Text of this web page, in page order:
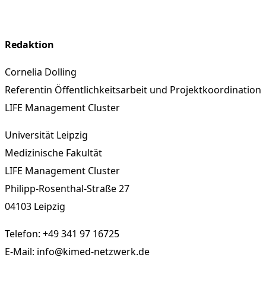
Redaktion
Cornelia Dolling
Referentin Öffentlichkeitsarbeit und Projektkoordination
LIFE Management Cluster
Universität Leipzig
Medizinische Fakultät
LIFE Management Cluster
Philipp-Rosenthal-Straße 27
04103 Leipzig
Telefon: +49 341 97 16725
E-Mail: info@kimed-netzwerk.de